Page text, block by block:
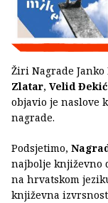
Žiri Nagrade
Zlatar, Velid Đekić
objavio je naslove
nagrade.
Podsjetimo,
najbolje književno
na hrvatskom
književna